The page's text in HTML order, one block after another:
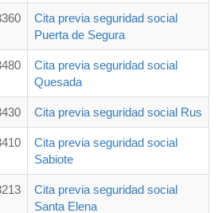
Cita previa seguridad social
Puerta de Segura
Cita previa seguridad social
Quesada
Cita previa seguridad social Rus
Cita previa seguridad social
Sabiote
Cita previa seguridad social
Santa Elena